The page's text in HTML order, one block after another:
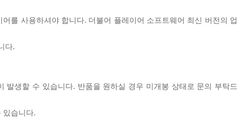
를 사용하셔야 합니다. 더불어 플레이어 소프트웨어 최신 버전의 업
다.
생할 수 있습니다. 반품을 원하실 경우 미개봉 상태로 문의 부탁드
있습니다.